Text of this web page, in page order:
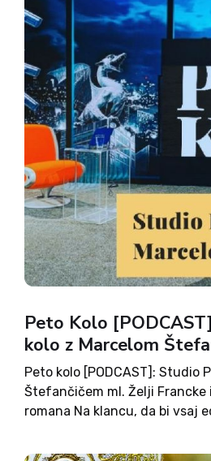
Peto Kolo
kolo z Marcelom
Peto kolo [PODCAST]: Studio
Štefančičem ml. Želji Francke
romana Na klancu, da bi vsaj
sledila ekipa Petega kolesa